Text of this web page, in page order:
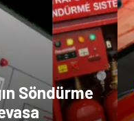
Söndürme